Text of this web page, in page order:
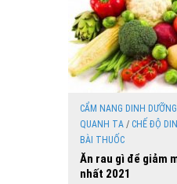
CẨM NANG DINH DƯỠNG
QUANH TA / CHẾ ĐỘ
BÀI THUỐC
Ăn rau gì để giảm
nhất 2021